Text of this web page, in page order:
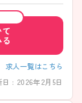
車場完備と通勤
い合わせくださ
人一覧はこちら
日 : 2026年2月5日